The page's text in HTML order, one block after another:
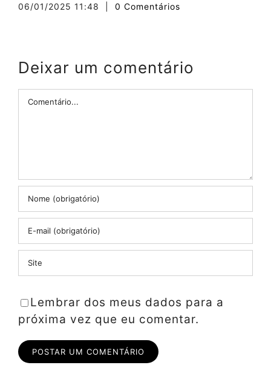
06/01/2025 11:48 0 Comentários
Deixar um comentário
Comentário
Lembrar dos meus dados para a
próxima vez que eu comentar.